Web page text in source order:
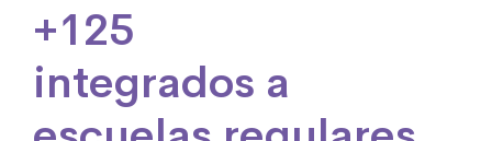
+125
integrados a